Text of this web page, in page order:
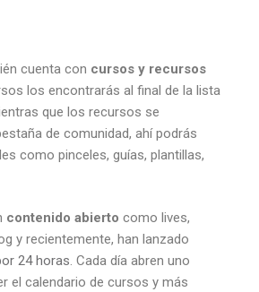
cuenta con cursos y recursos
los encontrarás al final de la lista
que los recursos se
de comunidad, ahí podrás
como pinceles, guías, plantillas,
contenido abierto como lives,
y recientemente, han lanzado
24 horas. Cada día abren uno
el calendario de cursos y más